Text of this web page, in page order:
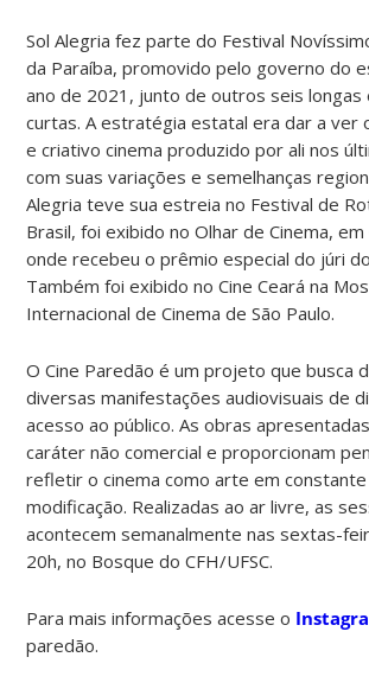
Sol Alegria fez parte do Festival
da Paraíba, promovido pelo governo do
ano de 2021, junto de outros seis longas
curtas. A estratégia estatal era dar a ver
e criativo cinema produzido por ali nos
com suas variações e semelhanças
Alegria teve sua estreia no Festival de
Brasil, foi exibido no Olhar de Cinema, em
onde recebeu o prêmio especial do júri
Também foi exibido no Cine Ceará na
Internacional de Cinema de São Paulo.
O Cine Paredão é um projeto que busca
diversas manifestações audiovisuais de
acesso ao público. As obras
caráter não comercial e proporcionam
refletir o cinema como arte em constante
modificação. Realizadas ao ar livre, as
acontecem semanalmente nas sextas-
20h, no Bosque do CFH/UFSC.
Para mais informações acesse o
paredão.